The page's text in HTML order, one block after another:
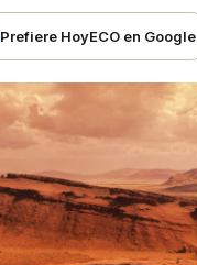
Prefiere HoyECO en Google